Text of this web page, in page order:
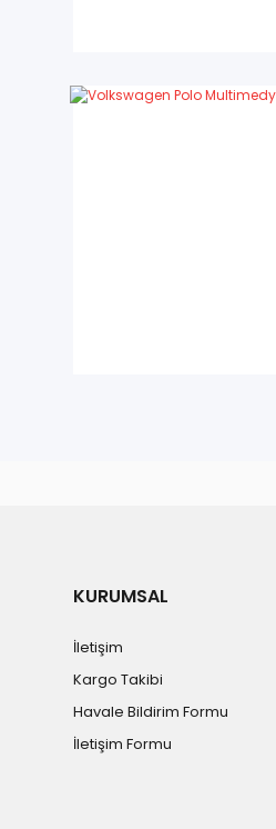
KURUMSAL
İletişim
Kargo Takibi
Havale Bildirim Formu
İletişim Formu